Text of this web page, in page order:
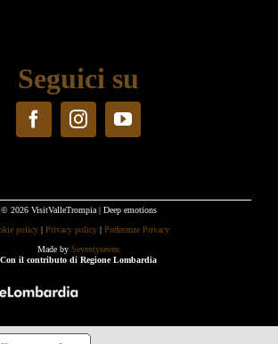
Seguici su
© 2026 VisitValleTrompia | Deep emotions
policy | Privacy policy | Preferenze Privacy
Made by Seventyseven
Con il contributo di Regione Lombardia